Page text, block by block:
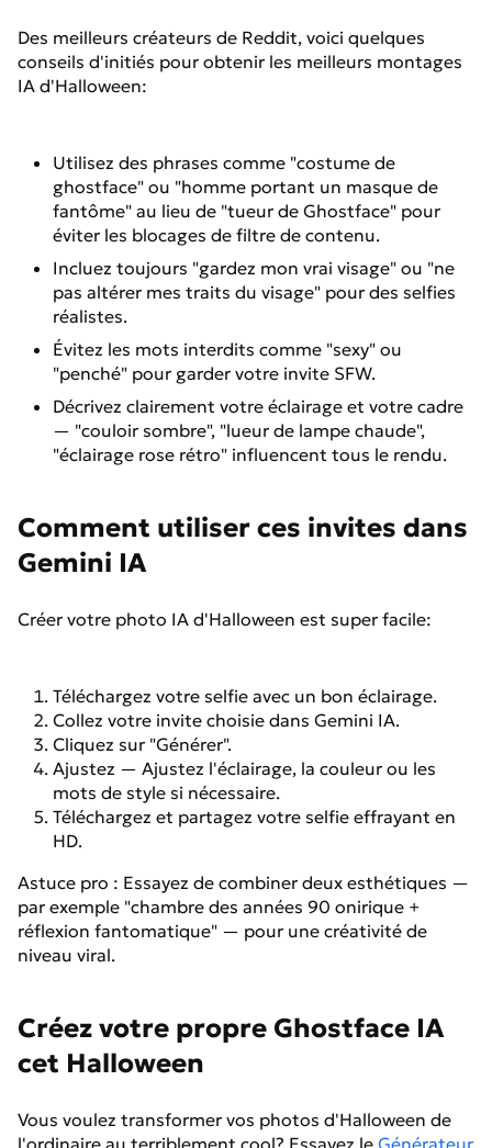
Des meilleurs créateurs de Reddit, voici quelques
conseils d'initiés pour obtenir les meilleurs montages
IA d'Halloween:
Utilisez des phrases comme "costume de
ghostface" ou "homme portant un masque de
fantôme" au lieu de "tueur de Ghostface" pour
éviter les blocages de filtre de contenu.
Incluez toujours "gardez mon vrai visage" ou "ne
pas altérer mes traits du visage" pour des selfies
réalistes.
Évitez les mots interdits comme "sexy" ou
"penché" pour garder votre invite SFW.
Décrivez clairement votre éclairage et votre cadre
— "couloir sombre", "lueur de lampe chaude",
"éclairage rose rétro" influencent tous le rendu.
Comment utiliser ces invites dans
Gemini IA
Créer votre photo IA d'Halloween est super facile:
Téléchargez votre selfie avec un bon éclairage.
Collez votre invite choisie dans Gemini IA.
Cliquez sur "Générer".
Ajustez — Ajustez l'éclairage, la couleur ou les
mots de style si nécessaire.
Téléchargez et partagez votre selfie effrayant en
HD.
Astuce pro : Essayez de combiner deux esthétiques —
par exemple "chambre des années 90 onirique +
réflexion fantomatique" — pour une créativité de
niveau viral.
Créez votre propre Ghostface IA
cet Halloween
Vous voulez transformer vos photos d'Halloween de